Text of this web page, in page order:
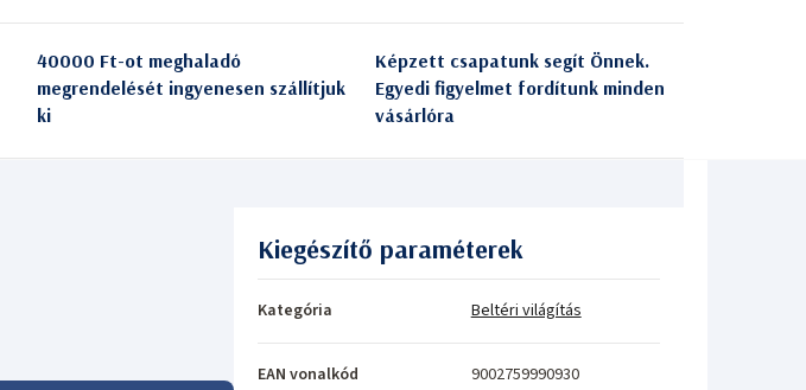
40000 Ft-ot meghaladó
megrendelését ingyenesen szállítjuk
ki
Képzett csapatunk segít Önnek.
Egyedi figyelmet fordítunk minden
vásárlóra
Kiegészítő paraméterek
Kategória Beltéri világítás
EAN vonalkód 9002759990930